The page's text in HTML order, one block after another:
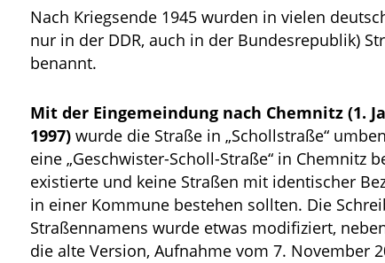
Nach Kriegsende 1945 wurden in vielen
nur in der DDR, auch in der Bundesrepublik)
benannt.
Mit der Eingemeindung nach Chemnitz (1.
1997) wurde die Straße in „Schollstraße“
eine „Geschwister-Scholl-Straße“ in Chemnitz
existierte und keine Straßen mit identischer
in einer Kommune bestehen sollten. Die
Straßennamens wurde etwas modifiziert,
die alte Version, Aufnahme vom 7. November